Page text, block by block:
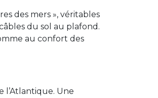
des mers », véritables
du sol au plafond.
au confort des
l’Atlantique. Une